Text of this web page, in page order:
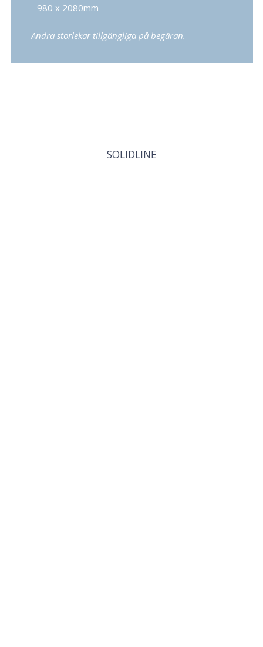
980 x 2080mm
Andra storlekar tillgängliga på begäran.
SOLIDLINE